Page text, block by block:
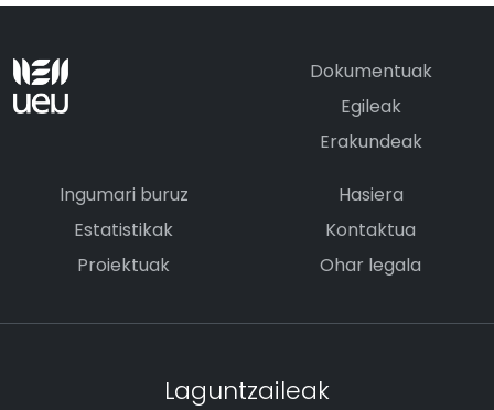
Dokumentuak
Egileak
Erakundeak
Ingumari buruz
Estatistikak
Proiektuak
Hasiera
Kontaktua
Ohar legala
Laguntzaileak